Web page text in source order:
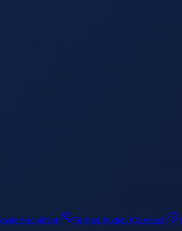
schätzen Partner finden (Connect)